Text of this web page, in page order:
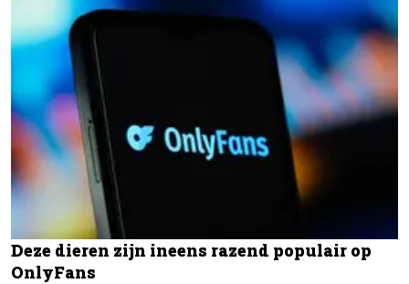
Deze dieren zijn ineens razend populair op
OnlyFans